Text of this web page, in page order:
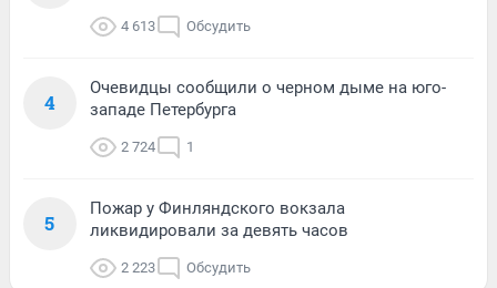
4 613 Обсудить
4
Очевидцы сообщили о черном дыме на юго-
западе Петербурга
2 724 1
5
Пожар у Финляндского вокзала
ликвидировали за девять часов
2 223 Обсудить